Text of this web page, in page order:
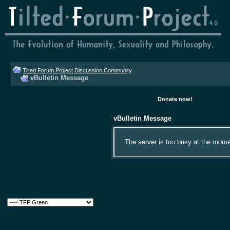
Tilted Forum Project Discussion Community
vBulletin Message
Donate now!
vBulletin Message
The server is too busy at the